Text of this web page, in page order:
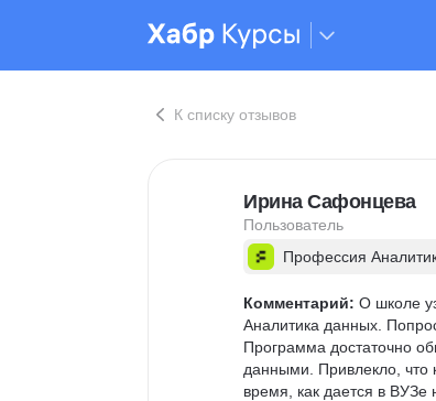
К списку отзывов
Ирина Сафонцева
Пользователь
Профессия
Комментарий: О школе
Аналитика данных.
Программа достаточно
данными. Привлекло, что
время, как дается в